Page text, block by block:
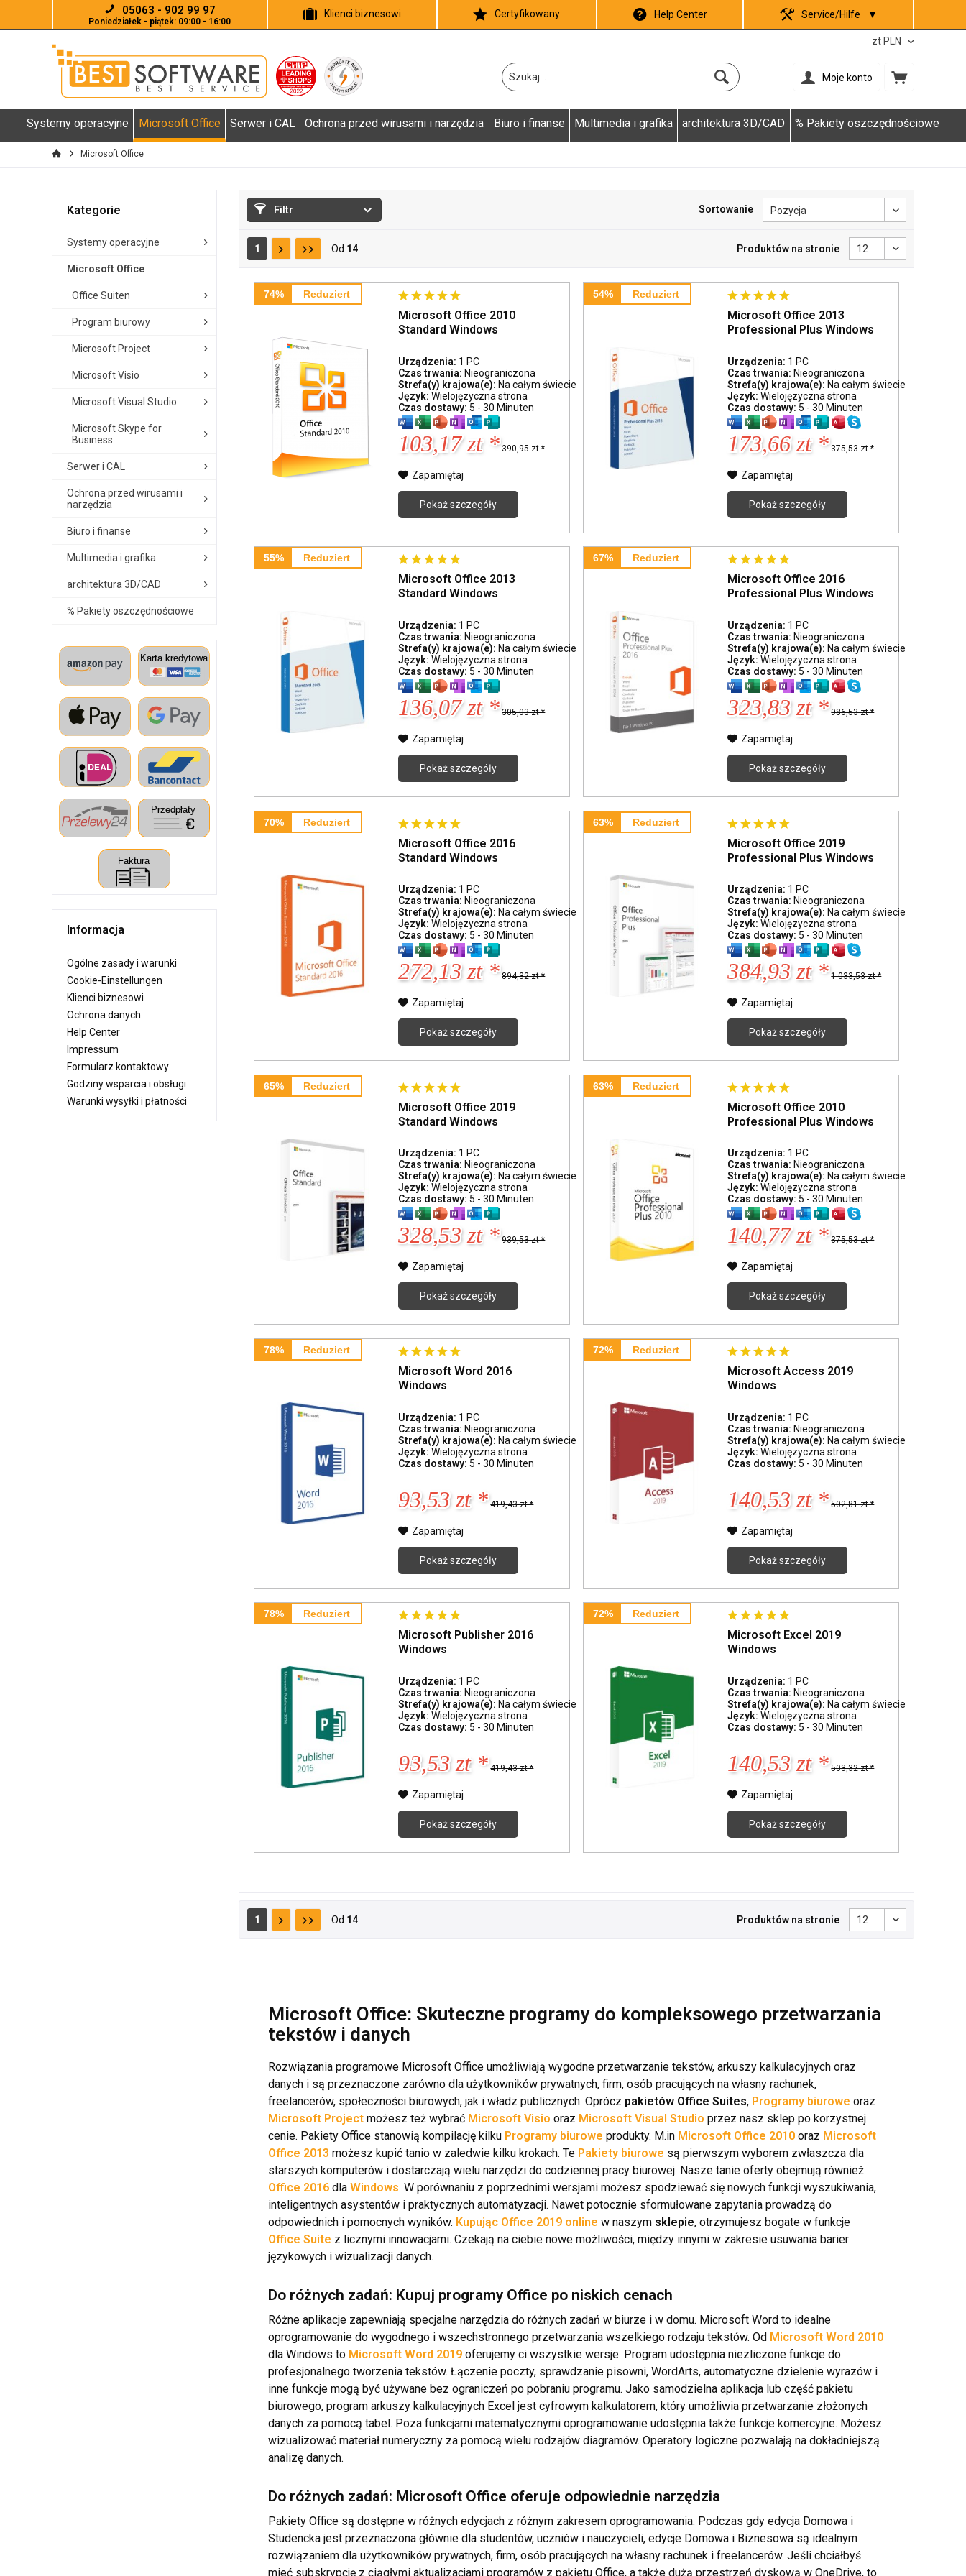
05063 - 902 99 97
Poniedziałek - piątek: 09:00 - 16:00
Klienci biznesowi Certyfikowany Help Center Service/Hilfe ▼
Moje konto
Systemy operacyjne Microsoft Office Serwer i CAL Ochrona przed wirusami i narzędzia Biuro i finanse Multimedia i grafika architektura 3D/CAD % Pakiety oszczędnościowe
Microsoft Office
Kategorie
Systemy operacyjne
Microsoft Office
Office Suiten
Program biurowy
Microsoft Project
Microsoft Visio
Microsoft Visual Studio
Microsoft Skype for
Business
Serwer i CAL
Ochrona przed wirusami i
narzędzia
Biuro i finanse
Multimedia i grafika
architektura 3D/CAD
% Pakiety oszczędnościowe
Informacja
Ogólne zasady i warunki
Cookie-Einstellungen
Klienci biznesowi
Ochrona danych
Help Center
Impressum
Formularz kontaktowy
Godziny wsparcia i obsługi
Warunki wysyłki i płatności
Filtr Sortowanie
1 Od 14 Produktów na stronie
74% Reduziert
Microsoft Office 2010
Standard Windows
Urządzenia: 1 PC
Czas trwania: Nieograniczona
Strefa(y) krajowa(e): Na całym świecie
Język:Wielojęzyczna strona
Czas dostawy: 5 - 30 Minuten
103,17 zt * 390,95 zt *
Zapamiętaj
Pokaż szczegóły
54% Reduziert
Microsoft Office 2013
Professional Plus Windows
Urządzenia: 1 PC
Czas trwania: Nieograniczona
Strefa(y) krajowa(e): Na całym świecie
Język:Wielojęzyczna strona
Czas dostawy: 5 - 30 Minuten
173,66 zt * 375,53 zt *
Zapamiętaj
Pokaż szczegóły
55% Reduziert
Microsoft Office 2013
Standard Windows
Urządzenia: 1 PC
Czas trwania: Nieograniczona
Strefa(y) krajowa(e): Na całym świecie
Język:Wielojęzyczna strona
Czas dostawy: 5 - 30 Minuten
136,07 zt * 305,03 zt *
Zapamiętaj
Pokaż szczegóły
67% Reduziert
Microsoft Office 2016
Professional Plus Windows
Urządzenia: 1 PC
Czas trwania: Nieograniczona
Strefa(y) krajowa(e): Na całym świecie
Język:Wielojęzyczna strona
Czas dostawy: 5 - 30 Minuten
323,83 zt * 986,53 zt *
Zapamiętaj
Pokaż szczegóły
70% Reduziert
Microsoft Office 2016
Standard Windows
Urządzenia: 1 PC
Czas trwania: Nieograniczona
Strefa(y) krajowa(e): Na całym świecie
Język:Wielojęzyczna strona
Czas dostawy: 5 - 30 Minuten
272,13 zt * 894,32 zt *
Zapamiętaj
Pokaż szczegóły
63% Reduziert
Microsoft Office 2019
Professional Plus Windows
Urządzenia: 1 PC
Czas trwania: Nieograniczona
Strefa(y) krajowa(e): Na całym świecie
Język:Wielojęzyczna strona
Czas dostawy: 5 - 30 Minuten
384,93 zt * 1 033,53 zt *
Zapamiętaj
Pokaż szczegóły
65% Reduziert
Microsoft Office 2019
Standard Windows
Urządzenia: 1 PC
Czas trwania: Nieograniczona
Strefa(y) krajowa(e): Na całym świecie
Język:Wielojęzyczna strona
Czas dostawy: 5 - 30 Minuten
328,53 zt * 939,53 zt *
Zapamiętaj
Pokaż szczegóły
63% Reduziert
Microsoft Office 2010
Professional Plus Windows
Urządzenia: 1 PC
Czas trwania: Nieograniczona
Strefa(y) krajowa(e): Na całym świecie
Język:Wielojęzyczna strona
Czas dostawy: 5 - 30 Minuten
140,77 zt * 375,53 zt *
Zapamiętaj
Pokaż szczegóły
78% Reduziert
Microsoft Word 2016
Windows
Urządzenia: 1 PC
Czas trwania:Nieograniczona
Strefa(y) krajowa(e):Na całym świecie
Język:Wielojęzyczna strona
Czas dostawy: 5 - 30 Minuten
93,53 zt * 419,43 zt *
Zapamiętaj
Pokaż szczegóły
72% Reduziert
Microsoft Access 2019
Windows
Urządzenia: 1 PC
Czas trwania:Nieograniczona
Strefa(y) krajowa(e):Na całym świecie
Język:Wielojęzyczna strona
Czas dostawy: 5 - 30 Minuten
140,53 zt * 502,81 zt *
Zapamiętaj
Pokaż szczegóły
78% Reduziert
Microsoft Publisher 2016
Windows
Urządzenia: 1 PC
Czas trwania: Nieograniczona
Strefa(y) krajowa(e): Na całym świecie
Język:Wielojęzyczna strona
Czas dostawy: 5 - 30 Minuten
93,53 zt * 419,43 zt *
Zapamiętaj
Pokaż szczegóły
72% Reduziert
Microsoft Excel 2019
Windows
Urządzenia: 1 PC
Czas trwania: Nieograniczona
Strefa(y) krajowa(e): Na całym świecie
Język:Wielojęzyczna strona
Czas dostawy: 5 - 30 Minuten
140,53 zt * 503,32 zt *
Zapamiętaj
Pokaż szczegóły
1 Od 14 Produktów na stronie
Microsoft Office: Skuteczne programy do kompleksowego przetwarzania
tekstów i danych
Rozwiązania programowe Microsoft Office umożliwiają wygodne przetwarzanie tekstów, arkuszy kalkulacyjnych oraz
danych i są przeznaczone zarówno dla użytkowników prywatnych, firm, osób pracujących na własny rachunek,
freelancerów, społeczności biurowych, jak i władz publicznych. Oprócz pakietów Office Suites, Programy biurowe oraz
Microsoft Project możesz też wybrać Microsoft Visio oraz Microsoft Visual Studio przez nasz sklep po korzystnej
cenie. Pakiety Office stanowią kompilację kilku Programy biurowe produkty. M.in Microsoft Office 2010 oraz Microsoft
Office 2013 możesz kupić tanio w zaledwie kilku krokach. Te Pakiety biurowe są pierwszym wyborem zwłaszcza dla
starszych komputerów i dostarczają wielu narzędzi do codziennej pracy biurowej. Nasze tanie oferty obejmują również
Office 2016 dla Windows. W porównaniu z poprzednimi wersjami możesz spodziewać się nowych funkcji wyszukiwania,
inteligentnych asystentów i praktycznych automatyzacji. Nawet potocznie sformułowane zapytania prowadzą do
odpowiednich i pomocnych wyników. Kupując Office 2019 online w naszym sklepie, otrzymujesz bogate w funkcje
Office Suite z licznymi innowacjami. Czekają na ciebie nowe możliwości, między innymi w zakresie usuwania barier
językowych i wizualizacji danych.
Do różnych zadań: Kupuj programy Office po niskich cenach
Różne aplikacje zapewniają specjalne narzędzia do różnych zadań w biurze i w domu. Microsoft Word to idealne
oprogramowanie do wygodnego i wszechstronnego przetwarzania wszelkiego rodzaju tekstów. Od Microsoft Word 2010
dla Windows to Microsoft Word 2019 oferujemy ci wszystkie wersje. Program udostępnia niezliczone funkcje do
profesjonalnego tworzenia tekstów. Łączenie poczty, sprawdzanie pisowni, WordArts, automatyczne dzielenie wyrazów i
inne funkcje mogą być używane bez ograniczeń po pobraniu programu. Jako samodzielna aplikacja lub część pakietu
biurowego, program arkuszy kalkulacyjnych Excel jest cyfrowym kalkulatorem, który umożliwia przetwarzanie złożonych
danych za pomocą tabel. Poza funkcjami matematycznymi oprogramowanie udostępnia także funkcje komercyjne. Możesz
wizualizować materiał numeryczny za pomocą wielu rodzajów diagramów. Operatory logiczne pozwalają na dokładniejszą
analizę danych.
Do różnych zadań: Microsoft Office oferuje odpowiednie narzędzia
Pakiety Office są dostępne w różnych edycjach z różnym zakresem oprogramowania. Podczas gdy edycja Domowa i
Studencka jest przeznaczona głównie dla studentów, uczniów i nauczycieli, edycje Domowa i Biznesowa są idealnym
rozwiązaniem dla użytkowników prywatnych, firm, osób pracujących na własny rachunek i freelancerów. Jeśli chciałbyś
mieć subskrypcję z ciągłymi aktualizacjami programów z pakietu Office, a także dużą przestrzeń dyskową w OneDrive, to